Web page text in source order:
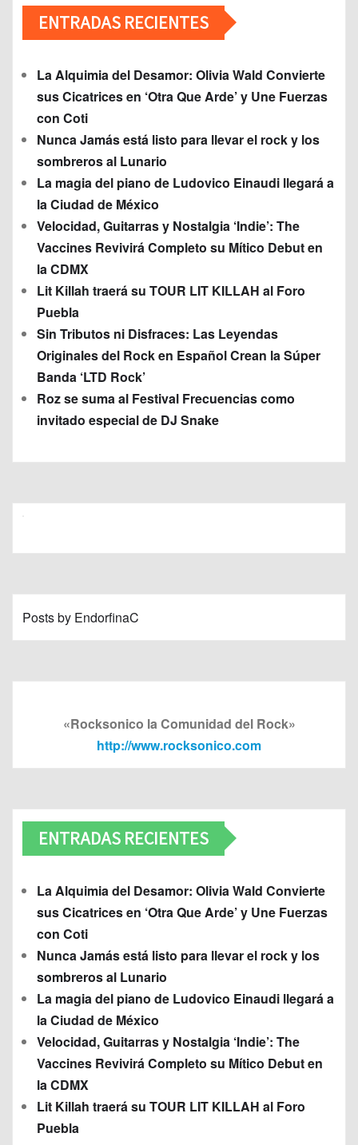
ENTRADAS RECIENTES
La Alquimia del Desamor: Olivia Wald Convierte
sus Cicatrices en ‘Otra Que Arde’ y Une Fuerzas
con Coti
Nunca Jamás está listo para llevar el rock y los
sombreros al Lunario
La magia del piano de Ludovico Einaudi llegará a
la Ciudad de México
Velocidad, Guitarras y Nostalgia ‘Indie’: The
Vaccines Revivirá Completo su Mítico Debut en
la CDMX
Lit Killah traerá su TOUR LIT KILLAH al Foro
Puebla
Sin Tributos ni Disfraces: Las Leyendas
Originales del Rock en Español Crean la Súper
Banda ‘LTD Rock’
Roz se suma al Festival Frecuencias como
invitado especial de DJ Snake
Posts by EndorfinaC
«Rocksonico la Comunidad del Rock»
http://www.rocksonico.com
ENTRADAS RECIENTES
La Alquimia del Desamor: Olivia Wald Convierte
sus Cicatrices en ‘Otra Que Arde’ y Une Fuerzas
con Coti
Nunca Jamás está listo para llevar el rock y los
sombreros al Lunario
La magia del piano de Ludovico Einaudi llegará a
la Ciudad de México
Velocidad, Guitarras y Nostalgia ‘Indie’: The
Vaccines Revivirá Completo su Mítico Debut en
la CDMX
Lit Killah traerá su TOUR LIT KILLAH al Foro
Puebla